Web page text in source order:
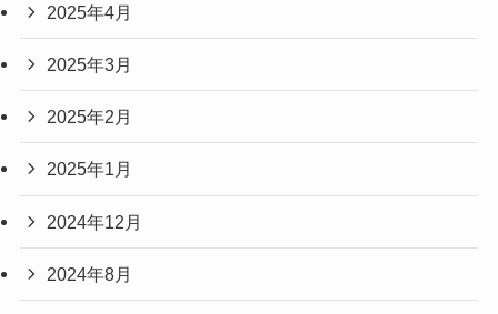
2025年4月
2025年3月
2025年2月
2025年1月
2024年12月
2024年8月